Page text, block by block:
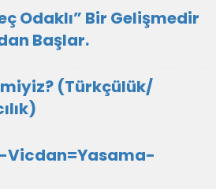
Odaklı” Bir Gelişmedir
Başlar.
(Türkçülük/
Vicdan=Yasama-